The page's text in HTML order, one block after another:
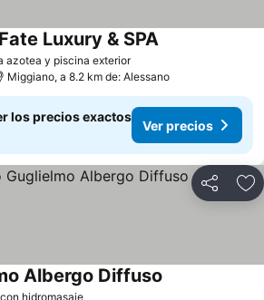
azotea y piscina exterior
Luxury & SPA
Miggiano, a 8.2 km de: Alessano
los precios exactos
Ver precios
Compartir
hidromasaje
Albergo Diffuso